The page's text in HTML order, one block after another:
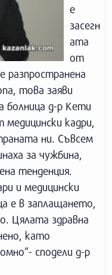
е
засегн
ата
от
разпространена
това заяви
болница д-р Кети
кадри,
ни. Съвсем
за чужбина,
тенденция.
и медицински
е в заплащането,
Цялата здравна
като
сподели д-р